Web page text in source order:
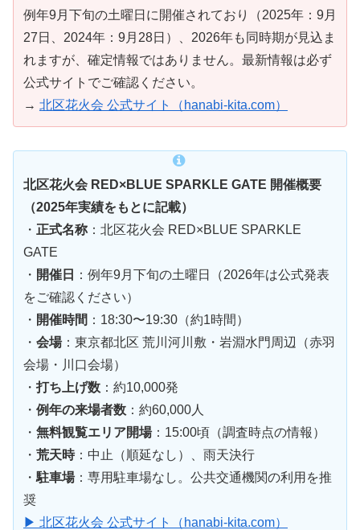
例年9月下旬の土曜日に開催されており（2025年：9月
27日、2024年：9月28日）、2026年も同時期が見込ま
れますが、確定情報ではありません。最新情報は必ず
公式サイトでご確認ください。
→ 北区花火会 公式サイト（hanabi-kita.com）
北区花火会 RED×BLUE SPARKLE GATE 開催概要
（2025年実績をもとに記載）
・ 正式名称 ：北区花火会 RED×BLUE SPARKLE
GATE
・ 開催日
：例年9月下旬の土曜日（2026年は公式発表
をご確認ください）
・ 開催時間 ：18:30〜19:30（約1時間）
・ 会場：東京都北区 荒川河川敷・岩淵水門周辺（赤羽
会場・川口会場）
・ 打ち上げ数 ：約10,000発
・ 例年の来場者数 ：約60,000人
・ 無料観覧エリア開場：15:00頃（調査時点の情報）
・ 荒天時：中止（順延なし）、雨天決行
・ 駐車場：専用駐車場なし。公共交通機関の利用を推
奨
▶ 北区花火会 公式サイト（hanabi-kita.com）